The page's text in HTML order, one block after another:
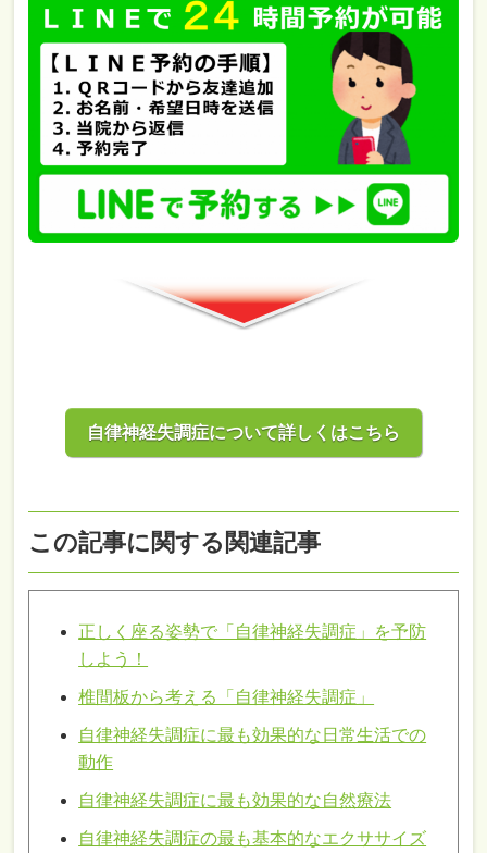
自律神経失調症について詳しくはこちら
この記事に関する関連記事
正しく座る姿勢で「自律神経失調症」を予防
しよう！
椎間板から考える「自律神経失調症」
自律神経失調症に最も効果的な日常生活での
動作
自律神経失調症に最も効果的な自然療法
自律神経失調症の最も基本的なエクササイズ